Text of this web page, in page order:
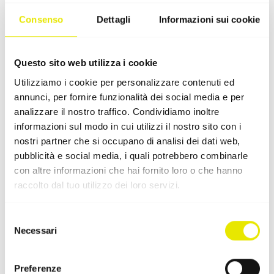
Consenso Dettagli Informazioni sui cookie
Questo sito web utilizza i cookie
Utilizziamo i cookie per personalizzare contenuti ed
annunci, per fornire funzionalità dei social media e per
analizzare il nostro traffico. Condividiamo inoltre
informazioni sul modo in cui utilizzi il nostro sito con i
nostri partner che si occupano di analisi dei dati web,
pubblicità e social media, i quali potrebbero combinarle
con altre informazioni che hai fornito loro o che hanno
raccolto dal tuo utilizzo dei loro servizi.
delNecessari
Preferenze
riparo dalle intemperie.
promozione degli atleti. Nelleserie Motocross Inter
MX1 e MX2, PRO-TENT si impegna con premi di alta
qualità per il podio, ricompensando così le prestazioni
eccellenti dei piloti.
Vantaggi esclusivi per la comunità
Swiss Moto
Che si tratti di piloti con licenza, motociclisti amatoriali
o club affiliati: tutti i membri di Swiss Moto beneficiano
sull’intero
assortimento di PRO-TENT. In questo modo, per le